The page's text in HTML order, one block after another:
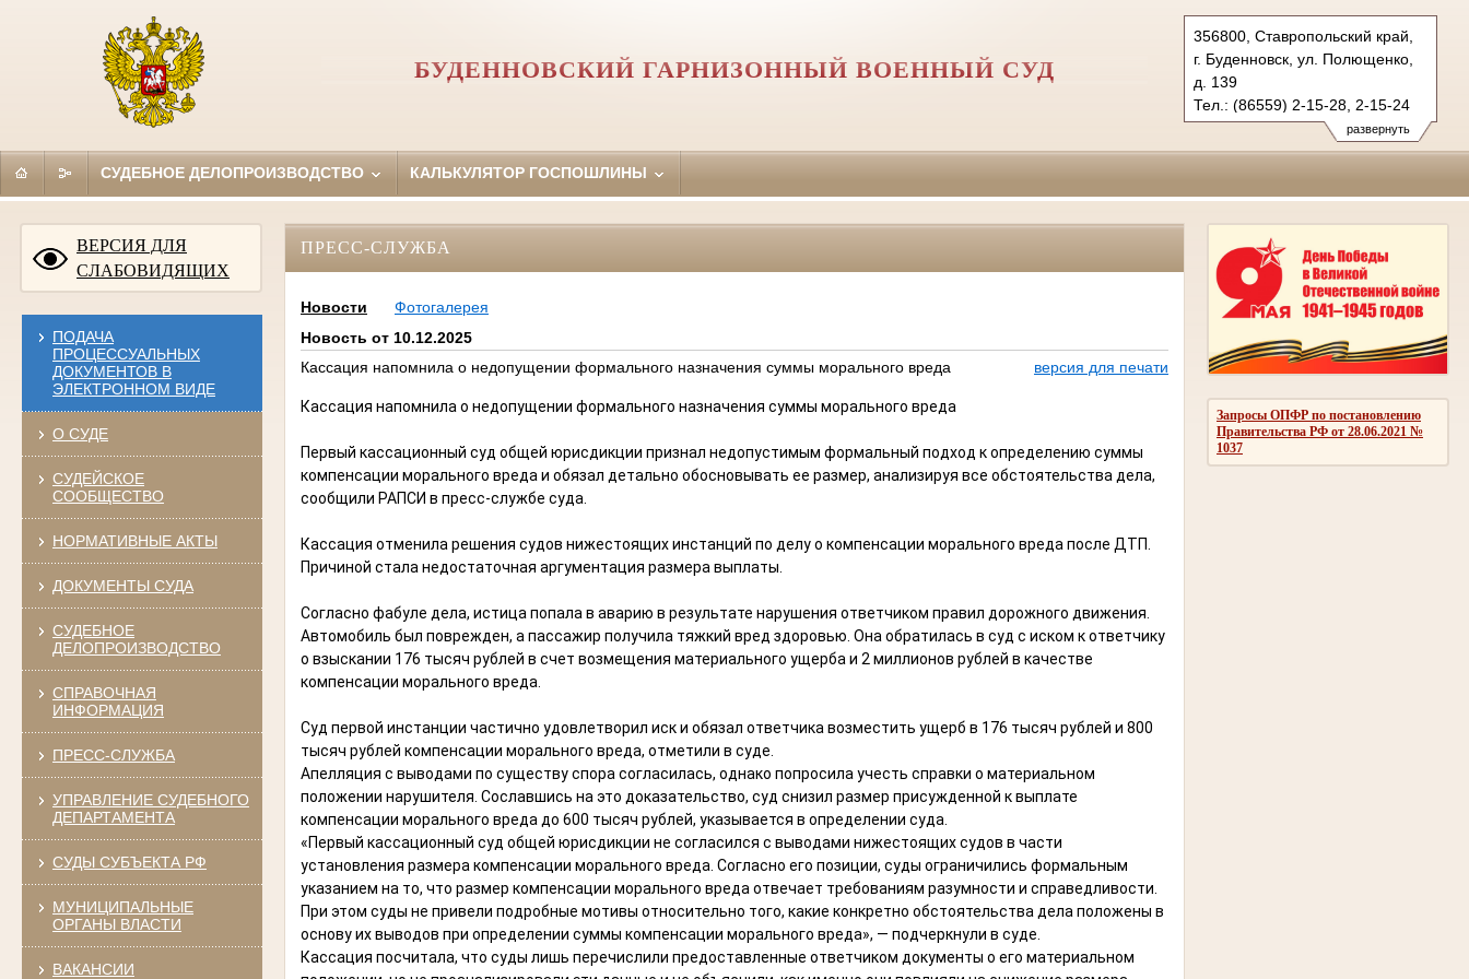
развернуть
356800, Ставропольский край,
г. Буденновск, ул. Полющенко,
д. 139
Тел.: (86559) 2-15-28, 2-15-24
bgvs.stv@sudrf.ru
БУДЕННОВСКИЙ ГАРНИЗОННЫЙ ВОЕННЫЙ СУД
СУДЕБНОЕ ДЕЛОПРОИЗВОДСТВО КАЛЬКУЛЯТОР ГОСПОШЛИНЫ
ВЕРСИЯ ДЛЯ
СЛАБОВИДЯЩИХ
ПОДАЧА
ПРОЦЕССУАЛЬНЫХ
ДОКУМЕНТОВ В
ЭЛЕКТРОННОМ ВИДЕ
О СУДЕ
СУДЕЙСКОЕ
СООБЩЕСТВО
НОРМАТИВНЫЕ АКТЫ
ДОКУМЕНТЫ СУДА
СУДЕБНОЕ
ДЕЛОПРОИЗВОДСТВО
СПРАВОЧНАЯ
ИНФОРМАЦИЯ
ПРЕСС-СЛУЖБА
УПРАВЛЕНИЕ СУДЕБНОГО
ДЕПАРТАМЕНТА
СУДЫ СУБЪЕКТА РФ
МУНИЦИПАЛЬНЫЕ
ОРГАНЫ ВЛАСТИ
ВАКАНСИИ
Запросы ОПФР по постановлению
Правительства РФ от 28.06.2021 №
1037
ПРЕСС-СЛУЖБА
Новости
Фотогалерея
Новость от 10.12.2025
Кассация напомнила о недопущении формального назначения суммы морального вреда
версия для печати
Кассация напомнила о недопущении формального назначения суммы морального вреда
Первый кассационный суд общей юрисдикции признал недопустимым формальный подход к определению суммы
компенсации морального вреда и обязал детально обосновывать ее размер, анализируя все обстоятельства дела,
сообщили РАПСИ в пресс-службе суда.
Кассация отменила решения судов нижестоящих инстанций по делу о компенсации морального вреда после ДТП.
Причиной стала недостаточная аргументация размера выплаты.
Согласно фабуле дела, истица попала в аварию в результате нарушения ответчиком правил дорожного движения.
Автомобиль был поврежден, а пассажир получила тяжкий вред здоровью . Она обратилась в суд с иском к ответчику
о взыскании 176 тысяч рублей в счет возмещения материального ущерба и 2 миллионов рублей в качестве
компенсации морального вреда.
Суд первой инстанции частично удовлетворил иск и обязал ответчика возместить ущерб в 176 тысяч рублей и 800
тысяч рублей компенсации морального вреда, отметили в суде.
Апелляция с выводами по существу спора согласилась, однако попросила учесть справки о материальном
положении нарушителя. Сославшись на это доказательство, суд снизил размер присужденной к выплате
компенсации морального вреда до 600 тысяч рублей, указывается в определении суда.
«Первый кассационный суд общей юрисдикции не согласился с выводами нижестоящих судов в части
установления размера компенсации морального вреда. Согласно его позиции, суды ограничились формальным
указанием на то, что размер компенсации морального вреда отвечает требованиям разумности и справедливости.
При этом суды не привели подробные мотивы относительно того, какие конкретно обстоятельства дела положены в
основу их выводов при определении суммы компенсации морального вреда», — подчеркнули в суде.
Кассация посчитала, что суды лишь перечислили предоставленные ответчиком документы о его материальном